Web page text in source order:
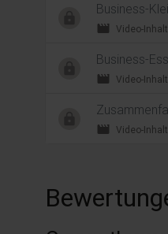
Business-
movie Video-Inhalt
Business-
movie Video-Inhalt
movie Video-Inhalt